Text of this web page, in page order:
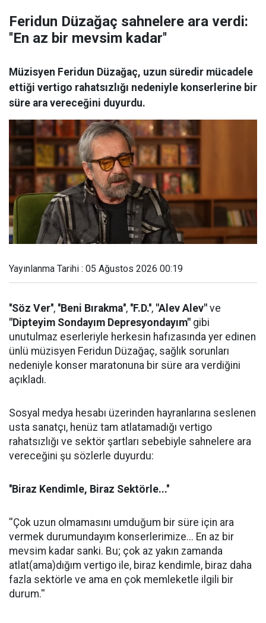
Feridun Düzağaç sahnelere ara verdi:
''En az bir mevsim kadar''
Müzisyen Feridun Düzağaç, uzun süredir mücadele
ettiği vertigo rahatsızlığı nedeniyle konserlerine bir
süre ara vereceğini duyurdu.
Yayınlanma Tarihi : 05 Ağustos 2026 00:19
''Söz Ver'', ''Beni Bırakma'', ''F.D.'', "Alev Alev" ve
"Dipteyim Sondayım Depresyondayım" gibi
unutulmaz eserleriyle herkesin hafızasında yer edinen
ünlü müzisyen Feridun Düzağaç, sağlık sorunları
nedeniyle konser maratonuna bir süre ara verdiğini
açıkladı.
Sosyal medya hesabı üzerinden hayranlarına seslenen
usta sanatçı, henüz tam atlatamadığı vertigo
rahatsızlığı ve sektör şartları sebebiyle sahnelere ara
vereceğini şu sözlerle duyurdu:
''Biraz Kendimle, Biraz Sektörle...''
''Çok uzun olmamasını umduğum bir süre için ara
vermek durumundayım konserlerimize... En az bir
mevsim kadar sanki. Bu; çok az yakın zamanda
atlat(ama)dığım vertigo ile, biraz kendimle, biraz daha
fazla sektörle ve ama en çok memleketle ilgili bir
durum.''